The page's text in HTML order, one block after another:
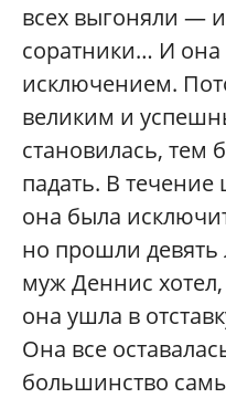
всех выгоняли —
соратники… И она
исключением.
великим и
становилась, тем
падать. В
она была
но прошли девять
муж Деннис
она ушла в
Она все
большинство